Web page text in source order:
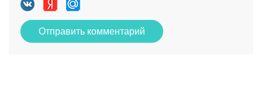
Отправить комментарий